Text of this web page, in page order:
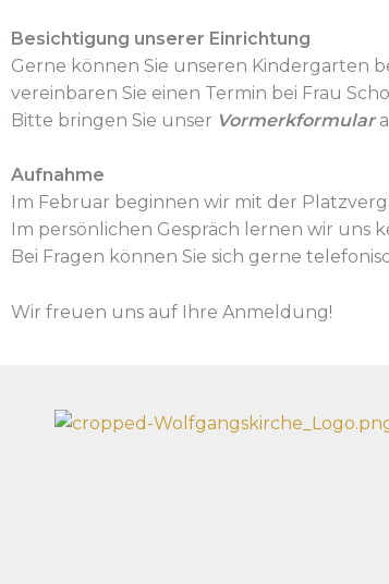
Besichtigung unserer Einrichtung
Gerne können Sie unseren Kindergarten
vereinbaren Sie einen Termin bei Frau
Bitte bringen Sie unser Vormerkformular
Aufnahme
Im Februar beginnen wir mit der
Im persönlichen Gespräch lernen wir
Bei Fragen können Sie sich gerne
Wir freuen uns auf Ihre Anmeldung!